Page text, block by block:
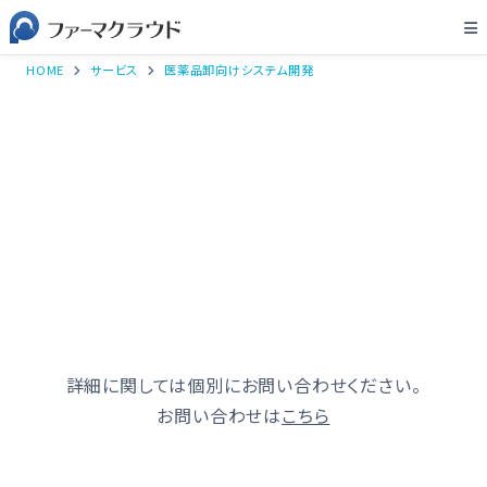
HOME サービス 医薬品卸向けシステム開発
詳細に関しては個別にお問い合わせください。
お問い合わせはこちら